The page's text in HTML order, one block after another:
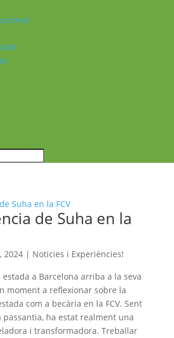
de Suha en la
2024| Noticies i Experiències!
a Barcelona arriba a la seva
moment a reflexionar sobre la
com a becària en la FCV. Sent
passantia, ha estat realment una
i transformadora. Treballar